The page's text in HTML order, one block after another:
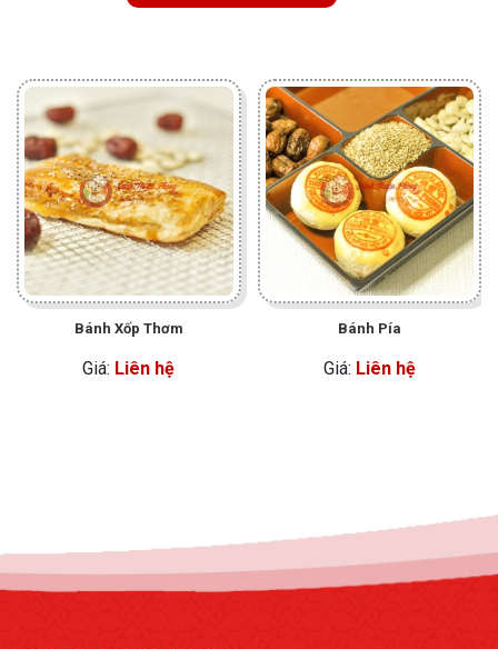
Bánh Xốp Thơm
Giá: Liên hệ
Bánh Pía
Giá: Liên hệ